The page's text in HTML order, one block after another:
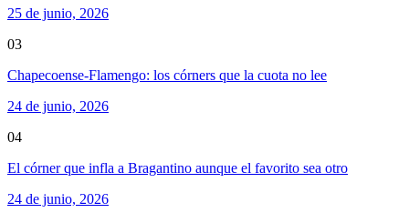
25 de junio, 2026
03
Chapecoense-Flamengo: los córners que la cuota no lee
24 de junio, 2026
04
El córner que infla a Bragantino aunque el favorito sea otro
24 de junio, 2026